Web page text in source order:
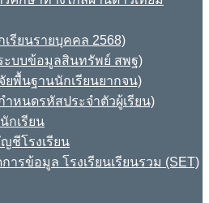
รียนรายบุคคล 2568)
ะบบข้อมูลสินทรัพย์ สพฐ)
ยพื้นฐานนักเรียนยากจน)
ำหนดรหัสประจำตัวผู้เรียน)
กเรียน
ชีโรงเรียน
ารข้อมูล โรงเรียนเรียนรวม (SET)